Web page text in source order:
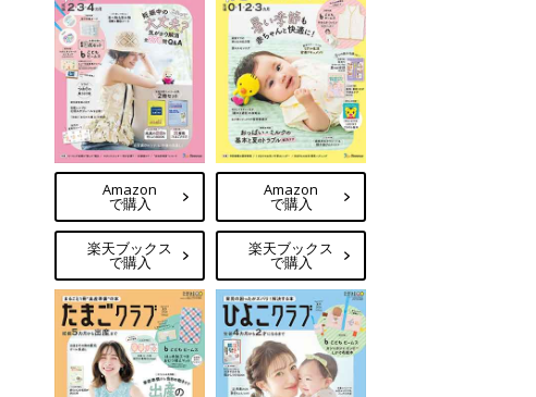
Amazon
で購入
楽天ブックス
で購入
Amazon
で購入
楽天ブックス
で購入